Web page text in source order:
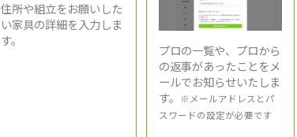
住所や組立をお願いした
い家具の詳細を入力しま
す。
プロの一覧や、プロから
の返事があったことをメ
ールでお知らせいたしま
す。
※メールアドレスとパ
スワードの設定が必要です